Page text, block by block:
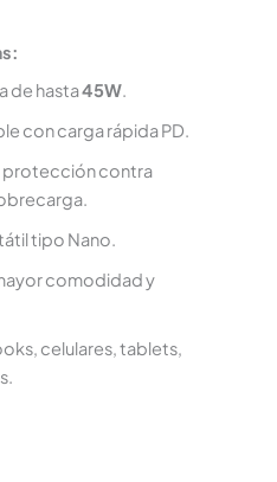
de hasta45W.
con carga rápida PD.
protección contra
tipo Nano.
comodidad y
celulares, tablets,